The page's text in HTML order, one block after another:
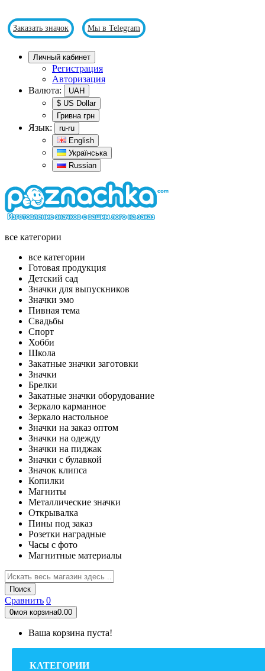
Заказать значок Мы в Telegram
Личный кабинет
Регистрация
Авторизация
Валюта:
UAH
$ US Dollar
Гривна грн
Язык:
ru-ru
English
Українська
Russian
все категории
все категории
Готовая продукция
Детский сад
Значки для выпускников
Значки эмо
Пивная тема
Свадьбы
Спорт
Хобби
Школа
Закатные значки заготовки
Значки
Брелки
Закатные значки оборудование
Зеркало карманное
Зеркало настольное
Значки на заказ оптом
Значки на одежду
Значки на пиджак
Значки с булавкой
Значок клипса
Копилки
Магниты
Металлические значки
Открывалка
Пины под заказ
Розетки наградные
Часы с фото
Магнитные материалы
Поиск
Сравнить 0
0моя корзина0.00
Ваша корзина пуста!
КАТЕГОРИИ